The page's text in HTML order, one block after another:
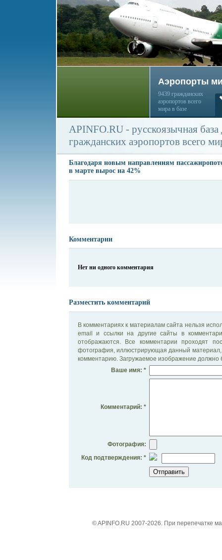
Аэропорты
9439 гражданских
аэропортов всего
мира в базе
APINFO.RU - русскоязычная
гражданских аэропортов всего
Благодаря новым направлениям
в марте вырос на 42%
Комментарии
Нет ни одного комментария
Разместить комментарий
В комментариях к материалам сайта нельзя
email и ссылки на другие сайты в
отображаются. Все комментарии проходят
фотография, иллюстрирующая данный материал,
комментарию. Загружаемое изображение должно
Ваше имя: *
Комментарий: *
Фотография:
Код подтверждения: *
© APINFO.RU 2007-2026. При перепечатке